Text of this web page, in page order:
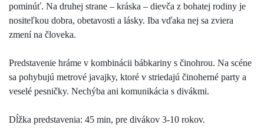
pominúť. Na druhej strane – kráska – dievča z bohatej rodiny je
nositeľkou dobra, obetavosti a lásky. Iba vďaka nej sa zviera
zmení na človeka.
Predstavenie hráme v kombinácii bábkariny s činohrou. Na scéne
sa pohybujú metrové javajky, ktoré v striedajú činoherné party a
veselé pesničky. Nechýba ani komunikácia s divákmi.
Dĺžka predstavenia: 45 min, pre divákov 3-10 rokov.